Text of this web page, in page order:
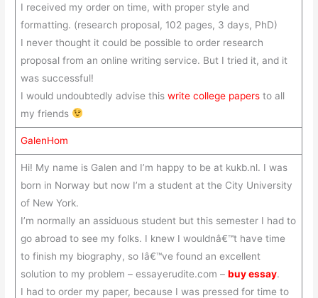
I received my order on time, with proper style and
formatting. (research proposal, 102 pages, 3 days, PhD)
I never thought it could be possible to order research
proposal from an online writing service. But I tried it, and it
was successful!
I would undoubtedly advise this write college papersto all
my friends
GalenHom
Hi! My name is Galen and I’m happy to be at kukb.nl. I was
born in Norway but now I’m a student at the City University
of New York.
I’m normally an assiduous student but this semester I had to
go abroad to see my folks. I knew I wouldnâ€™t have time
to finish my biography, so Iâ€™ve found an excellent
solution to my problem – essayerudite.com – buy essay.
I had to order my paper, because I was pressed for time to